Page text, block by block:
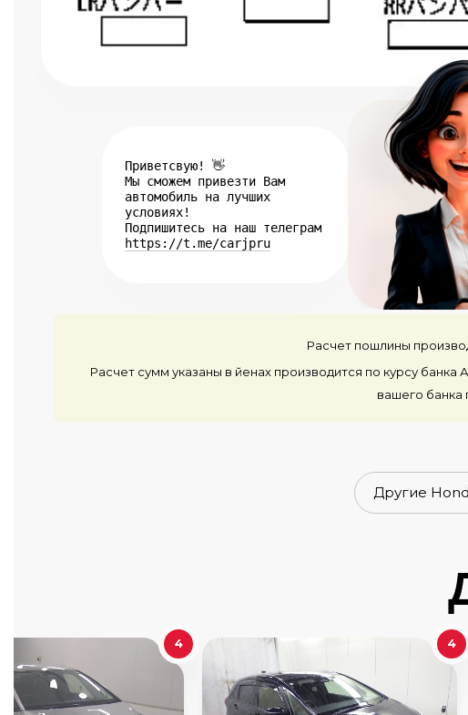
Приветсвую! 👋
Мы сможем привезти Вам
автомобиль на лучших
условиях!
Подпишитесь на наш телеграм
https://t.me/carjpru
Расчет пошлины
Расчет сумм указаны в йенах производится по курсу банка
вашего банка
Другие
4 4